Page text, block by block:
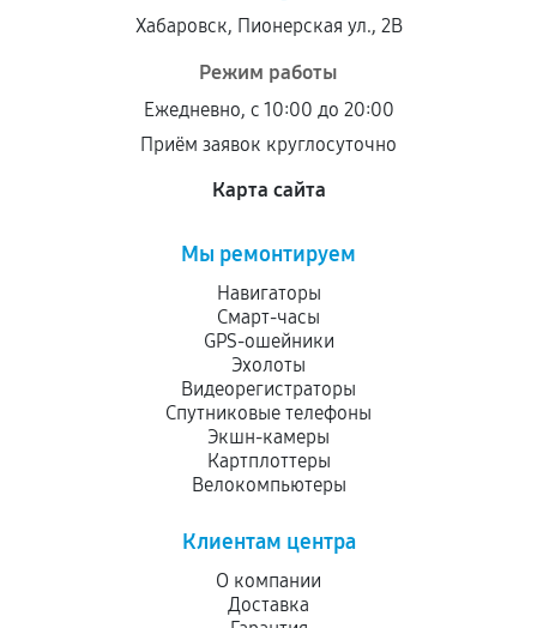
Установка была выполнена нашим сервисным
центром.
При этом гарантия на сами комплектующие
продавца. За качество сторонних деталей
сервисный центр ответственности не несет.
Хабаровск, Пионерская ул., 2В
Режим работы
Ежедневно, с 10:00 до 20:00
Приём заявок круглосуточно
Карта сайта
Мы ремонтируем
Навигаторы
Смарт-часы
GPS-ошейники
Эхолоты
Видеорегистраторы
Спутниковые телефоны
Экшн-камеры
Картплоттеры
Велокомпьютеры
Клиентам центра
О компании
Доставка